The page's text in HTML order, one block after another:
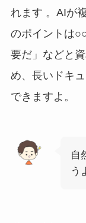
れます 。AIが
のポイントは
要だ」などと
め、長いドキ
できますよ。
自
う